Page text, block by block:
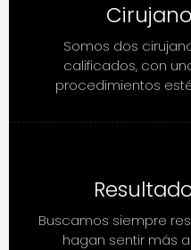
Somos dos
calificados, con
procedimientos
Buscamos siempre
hagan sentir más